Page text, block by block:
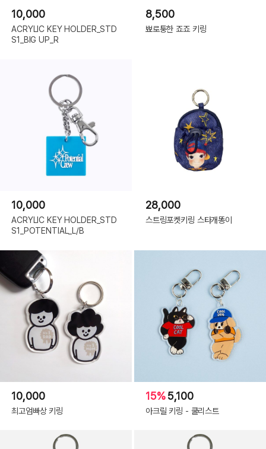
10,000
ACRYLIC KEY HOLDER_STD
S1_BIG UP_R
8,500
뾰로퉁한 죠죠 키링
10,000
ACRYLIC KEY HOLDER_STD
S1_POTENTIAL_L/B
28,000
스트링포켓키링 스타개똥이
10,000
최고엄빠상 키링
15%5,100
아크릴 키링 - 쿨리스트